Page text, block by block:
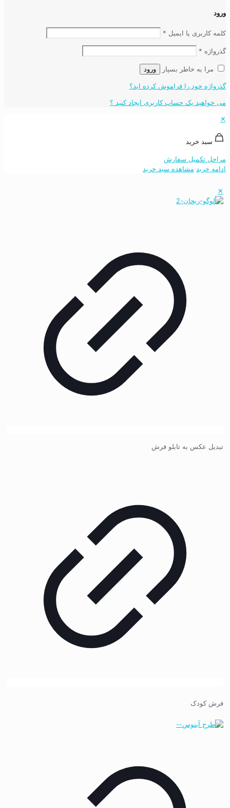
ورود
کلمه کاربری یا ایمیل *
گذرواژه *
مرا به خاطر بسپار ورود
گذرواژه خود را فراموش کرده اید؟
می خواهید یک حساب کاربری ایجاد کنید ؟
✕
سبد خرید
مراحل تکمیل سفارش
ادامه خرید مشاهده سبد خرید
✕
تبدیل عکس به تابلو فرش
فرش کودک